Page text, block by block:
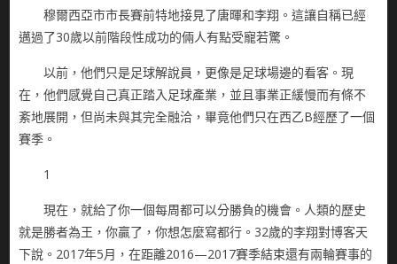
穆爾西亞市市長賽前特地接見了唐暉和李翔。這讓自稱已經
邁過了30歲以前階段性成功的倆人有點受寵若驚。
以前，他們只是足球解說員，更像是足球場邊的看客。現
在，他們感覺自己真正踏入足球產業，並且事業正緩慢而有條不
紊地展開，但尚未與其完全融洽，畢竟他們只在西乙B經歷了一個
賽季。
1
現在，就給了你一個每周都可以分勝負的機會。人類的歷史
就是勝者為王，你贏了，你想怎麼寫都行。32歲的李翔對博客天
下說。2017年5月，在距離2016—2017賽季結束還有兩輪賽事的